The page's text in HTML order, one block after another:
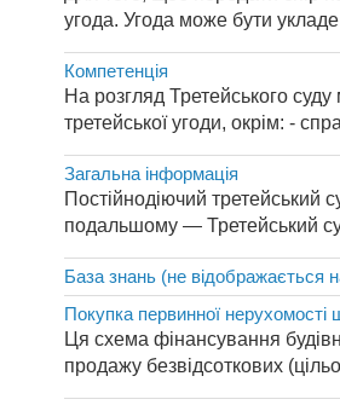
угода. Угода може бути
Компетенція
На розгляд Третейського
третейської угоди, окрім: -
Загальна інформація
Постійнодіючий третейський
подальшому — Третейський
База знань (не відображається
Покупка первинної нерухомості
Ця схема фінансування
продажу безвідсоткових